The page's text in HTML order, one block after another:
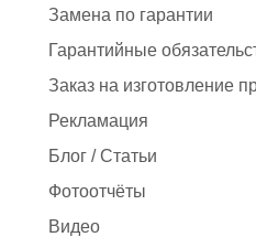
Замена по гарантии
Гарантийные
Заказ на изготовление
Рекламация
Блог / Статьи
Фотоотчёты
Видео